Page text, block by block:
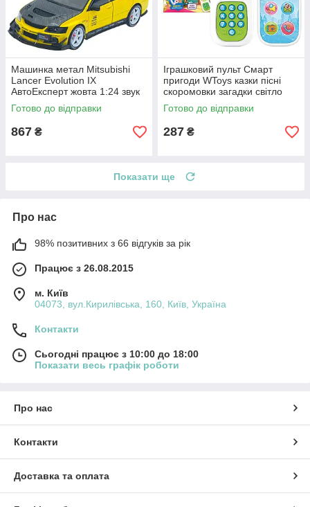
Машинка метал Mitsubishi
Lancer Evolution IX
АвтоЕксперт жовта 1:24 звук
світло 21*8*7 см (G8119-55)
Готово до відправки
867 ₴
Іграшковий пульт Смарт
пригоди WToys казки пісні
скоромовки загадки світло
укр мова 15,5*7*2,5 см
(31645)
Готово до відправки
287 ₴
Показати ще
Про нас
98% позитивних з 66 відгуків за рік
Працює з 26.08.2015
м. Київ
04073, вул.Кирилівська, 160, Київ, Україна
Контакти
Сьогодні працює з 10:00 до 18:00
Показати весь графік роботи
Про нас
Контакти
Доставка та оплата